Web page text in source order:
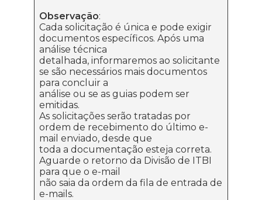
Observação:
Cada solicitação é única e pode exigir
documentos específicos. Após uma
análise técnica
detalhada, informaremos ao solicitante
se são necessários mais documentos
para concluir a
análise ou se as guias podem ser
emitidas.
As solicitações serão tratadas por
ordem de recebimento do último e-
mail enviado, desde que
toda a documentação esteja correta.
Aguarde o retorno da Divisão de ITBI
para que o e-mail
não saia da ordem da fila de entrada de
e-mails.